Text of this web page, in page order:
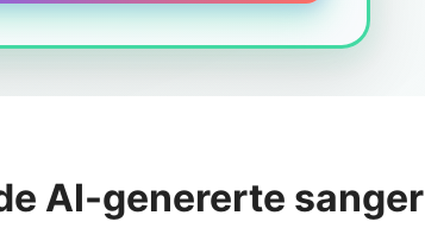
AI-genererte sanger